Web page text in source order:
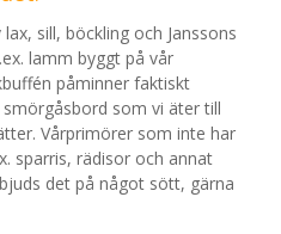
sill, böckling och Janssons
lamm byggt på vår
påminner faktiskt
som vi äter till
Vårprimörer som inte har
sparris, rädisor och annat
det på något sött, gärna